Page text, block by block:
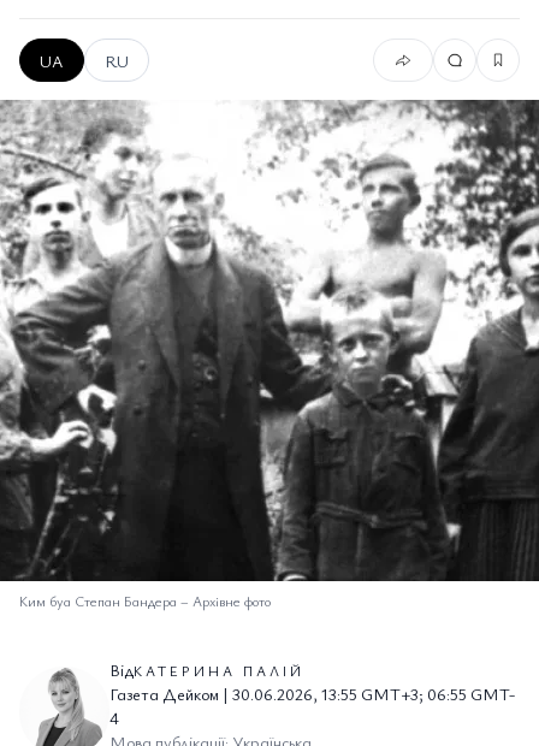
UA RU
Ким буа Степан Бандера – Архівне фото
ВідКАТЕРИНА ПАЛІЙ
Газета Дейком | 30.06.2026, 13:55 GMT+3; 06:55 GMT-
4